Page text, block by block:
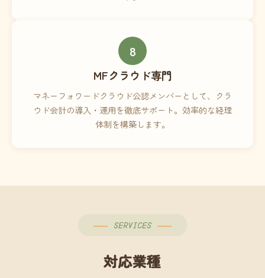
8
MFクラウド専門
マネーフォワードクラウド公認メンバーとして、クラ
ウド会計の導入・運用を徹底サポート。効率的な経理
体制を構築します。
SERVICES
対応業種